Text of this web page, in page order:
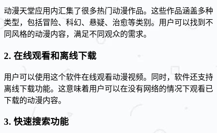
动漫天堂应用内汇集了很多热门动漫作品。这些作品涵盖多种
类型，包括冒险、科幻、悬疑、治愈等类别。用户可以找到不
同风格的动漫内容，满足不同观众的需求。
2. 在线观看和离线下载
用户可以使用这个软件在线观看动漫视频。同时，软件还支持
离线下载功能。这意味着用户可以在没有网络的情况下观看已
下载的动漫内容。
3. 快速搜索功能